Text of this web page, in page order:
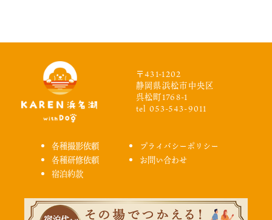
〒431-1202
静岡県浜松市中央区
呉松町1768-1
tel 053-543-9011
各種撮影依頼
各種研修依頼
宿泊約款
プライバシーポリシー
お問い合わせ